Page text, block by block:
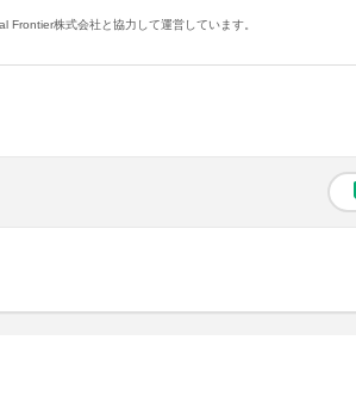
株式会社と協力して運営しています。